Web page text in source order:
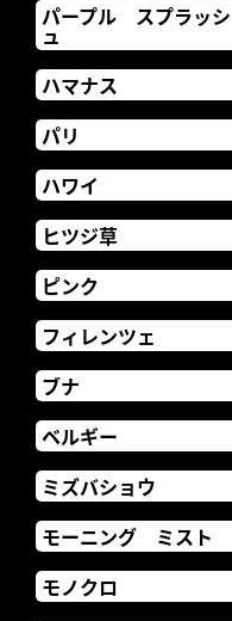
パープル スプラッシ
ュ
ハマナス
パリ
ハワイ
ヒツジ草
ピンク
フィレンツェ
ブナ
ベルギー
ミズバショウ
モーニング ミスト
モノクロ